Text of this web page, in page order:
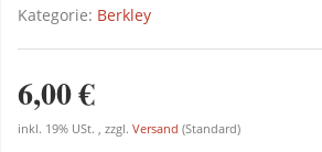
Kategorie: Berkley
6,00 €
inkl. 19% USt. , zzgl. Versand (Standard)